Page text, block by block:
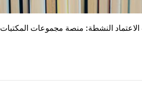
الاعتماد النشطة: منصة مجموعات المكتبات